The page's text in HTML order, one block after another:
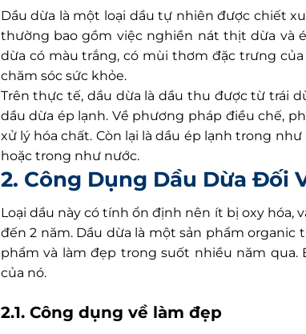
Dầu dừa là một loại dầu tự nhiên được chiết
thường bao gồm việc nghiền nát thịt dừa và
dừa có màu trắng, có mùi thơm đặc trưng
chăm sóc sức khỏe.
Trên thực tế, dầu dừa là dầu thu được từ trái
dầu dừa ép lạnh. Về phương pháp điều chế,
xử lý hóa chất. Còn lại là dầu ép lạnh trong
hoặc trong như nước.
2. Công Dụng Dầu Dừa Đối
Loại dầu này có tính ổn định nên ít bị oxy hóa,
đến 2 năm. Dầu dừa là một sản phẩm
phẩm và làm đẹp trong suốt nhiều năm
của nó.
2.1. Công dụng về làm đẹp